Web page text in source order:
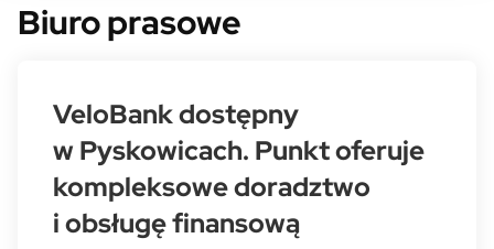
Biuro prasowe
VeloBank dostępny
w Pyskowicach. Punkt oferuje
kompleksowe doradztwo
i obsługę finansową